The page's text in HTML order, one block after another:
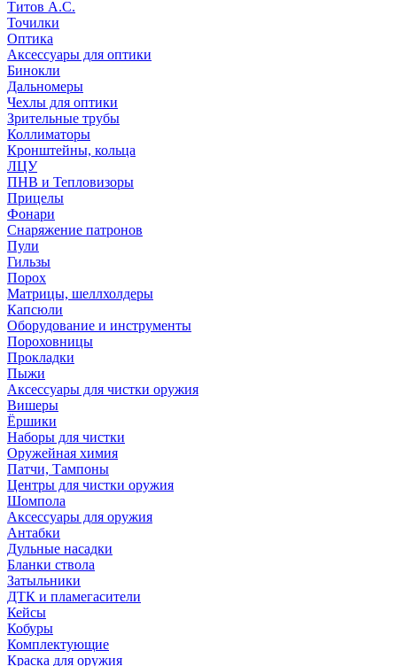
Титов А.С.
Точилки
Оптика
Аксессуары для оптики
Бинокли
Дальномеры
Чехлы для оптики
Зрительные трубы
Коллиматоры
Кронштейны, кольца
ЛЦУ
ПНВ и Тепловизоры
Прицелы
Фонари
Снаряжение патронов
Пули
Гильзы
Порох
Матрицы, шеллхолдеры
Капсюли
Оборудование и инструменты
Пороховницы
Прокладки
Пыжи
Аксессуары для чистки оружия
Вишеры
Ёршики
Наборы для чистки
Оружейная химия
Патчи, Тампоны
Центры для чистки оружия
Шомпола
Аксессуары для оружия
Антабки
Дульные насадки
Бланки ствола
Затыльники
ДТК и пламегасители
Кейсы
Кобуры
Комплектующие
Краска для оружия